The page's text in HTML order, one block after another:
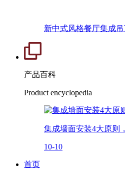
新中式风格餐厅集成
产品百科
Product encyclopedia
集成墙面安装4大原则
10-10
首页